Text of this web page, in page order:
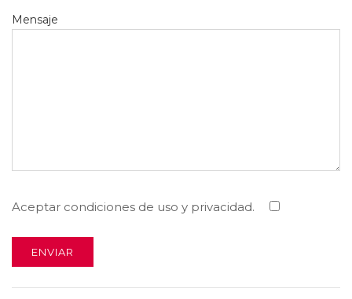
Mensaje
Aceptar condiciones de uso y privacidad.